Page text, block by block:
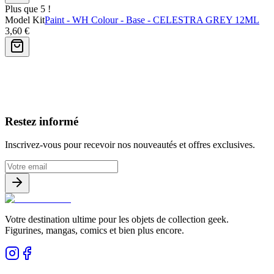
Plus que 5 !
Model KitPaint - WH Colour - Base - CELESTRA GREY 12ML
3,60 €
Restez informé
Inscrivez-vous pour recevoir nos nouveautés et offres exclusives.
Votre destination ultime pour les objets de collection geek.
Figurines, mangas, comics et bien plus encore.